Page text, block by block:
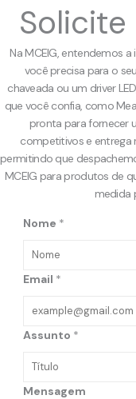
Na MCEIG, entendemos
você precisa para o
chaveada ou um driver
que você confia, como
pronta para fornecer
competitivos e entrega
permitindo que
MCEIG para produtos de
medida
Nome *
Email *
Assunto *
Mensagem